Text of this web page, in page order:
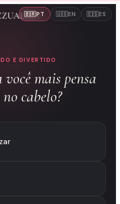
🇧🇷PT 🇺🇸EN 🇪🇸ES
E DIVERTIDO
mais pensa
cabelo?